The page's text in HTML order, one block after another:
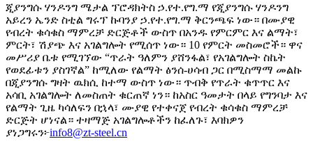
ጂያንግሱ ሃንዶንግ ሜታል ፕሮዳክትስ ኃ.የተ.የግ.ማ የጂያንግሱ ሃንዶንግ
አይረን ኤንድ ስቲል ግሩፕ ኩባንያ ኃ.የተ.የግ.ማ ቅርንጫፍ ነው። በሙያዊ
የብረት ቁሳቁስ ማምረቻ ድርጅቶች ውስጥ በአንዱ የምርምር እና ልማት፣
ምርት፣ ሽያጭ እና አገልግሎት የሚሰጥ ነው። 10 የምርት መስመሮች። ዋና
መሥሪያ ቤቱ የሚገኘው “ጥራት ዓለምን ያሸንፋል፣ የአገልግሎት ስኬት
የወደፊቱን ያስገኛል” ከሚለው የልማት ፅንሰ-ሀሳብ ጋር በሚስማማ መልኩ
በጂያንግሱ ግዛት ዉክሲ ከተማ ውስጥ ነው። ጥብቅ የጥራት ቁጥጥር እና
አሳቢ አገልግሎት ለመስጠት ቁርጠኛ ነን። ከአስር ዓመታት በላይ የግንባታ እና
የልማት ጊዜ ካሳለፍን በኋላ፣ ሙያዊ የተቀናጀ የብረት ቁሳቁስ ማምረቻ
ድርጅት ሆነናል። ተዛማጅ አገልግሎቶችን ከፈለጉ፣ እባክዎን
ያነጋግሩን፦info8@zt-steel.cn